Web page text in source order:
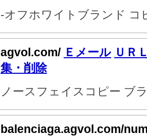
-オフホワイトブランド コ
agvol.com/ Ｅメール ＵＲ
集・削除
ノースフェイスコピー ブ
balenciaga.agvol.com/